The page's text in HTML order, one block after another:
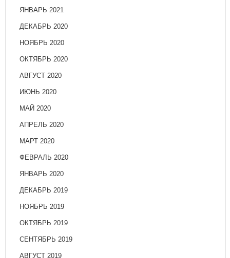
ЯНВАРЬ 2021
ДЕКАБРЬ 2020
НОЯБРЬ 2020
ОКТЯБРЬ 2020
АВГУСТ 2020
ИЮНЬ 2020
МАЙ 2020
АПРЕЛЬ 2020
МАРТ 2020
ФЕВРАЛЬ 2020
ЯНВАРЬ 2020
ДЕКАБРЬ 2019
НОЯБРЬ 2019
ОКТЯБРЬ 2019
СЕНТЯБРЬ 2019
АВГУСТ 2019